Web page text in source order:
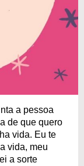
a pessoa
de que quero
vida. Eu te
vida, meu
a sorte